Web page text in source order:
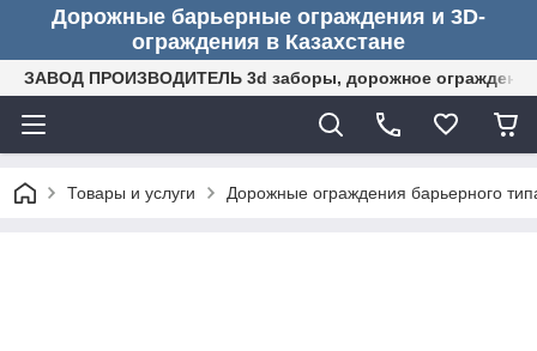
Дорожные барьерные ограждения и 3D-
ограждения в Казахстане
ЗАВОД ПРОИЗВОДИТЕЛЬ 3d заборы, дорожное ограждение
Товары и услуги Дорожные ограждения барьерного